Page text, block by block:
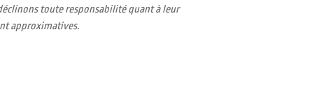
toute responsabilité quant à leur
approximatives.